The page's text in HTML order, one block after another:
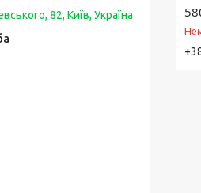
82, Київ, Україна